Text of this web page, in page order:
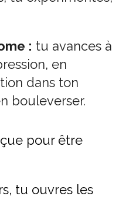
: tu avances à
en
dans ton
bouleverser.
pour être
tu ouvres les